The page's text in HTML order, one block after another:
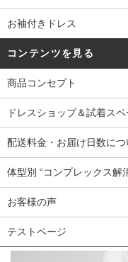
お袖付きドレス
コンテンツを見る
商品コンセプト
ドレスショップ＆試着スペ
配送料金・お届け日数につ
体型別 “コンプレックス解
お客様の声
テストページ